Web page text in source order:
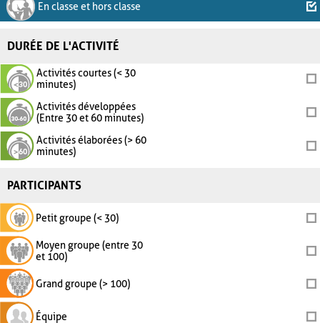
En classe et hors classe
DURÉE DE L'ACTIVITÉ
Activités courtes (< 30
minutes)
Activités développées
(Entre 30 et 60 minutes)
Activités élaborées (> 60
minutes)
PARTICIPANTS
Petit groupe (< 30)
Moyen groupe (entre 30
et 100)
Grand groupe (> 100)
Équipe